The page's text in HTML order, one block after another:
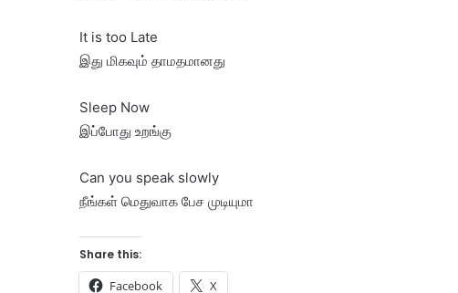
It is too Late
இது மிகவும் தாமதமானது
Sleep Now
இப்போது உறங்கு
Can you speak slowly
நீங்கள் மெதுவாக பேச முடியுமா
Share this:
Facebook X